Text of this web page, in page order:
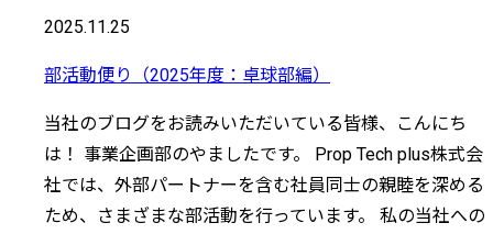
2025.11.25
部活動便り（2025年度：卓球部編）
当社のブログをお読みいただいている皆様、こんにち
は！ 事業企画部のやましたです。 Prop Tech plus株式会
社では、外部パートナーを含む社員同士の親睦を深める
ため、さまざまな部活動を行っています。 私の当社への